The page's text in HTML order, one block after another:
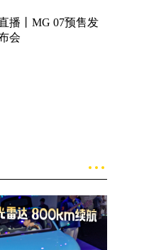
播丨MG 07预售发
会